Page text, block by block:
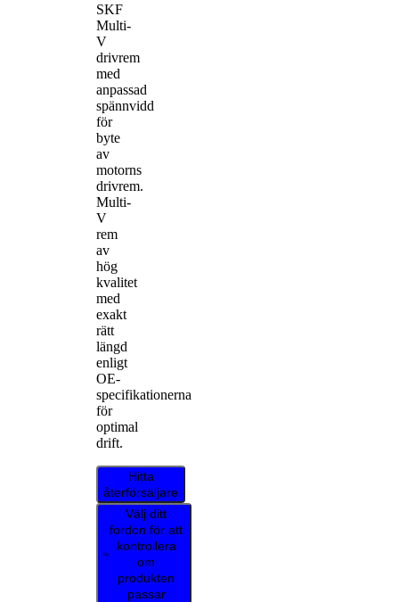
SKF
Multi-
V
drivrem
med
anpassad
spännvidd
för
byte
av
motorns
drivrem.
Multi-
V
rem
av
hög
kvalitet
med
exakt
rätt
längd
enligt
OE-
specifikationerna
för
optimal
drift.
Hitta
återförsäljare
Välj ditt
fordon för att
kontrollera
om
produkten
passar